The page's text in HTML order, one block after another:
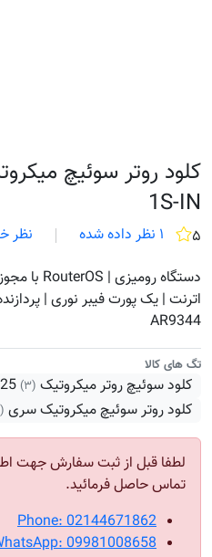
1S-IN
۵ ۱ نظر داده شده
نظر
AR9344
تگ های کالا
کلود سوئیچ روتر میکروتیک crs125 (۳)
کلود روتر سوئیچ میکروتیک سری crs
لطفا قبل از ثبت سفارش جهت
تماس حاصل فرمائید.
Phone: 02144671862
09981008658